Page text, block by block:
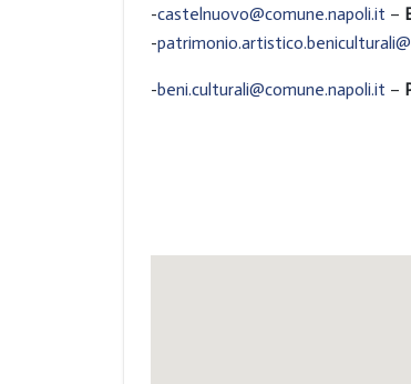
-castelnuovo@comune.napoli.it –
-
-beni.culturali@comune.napoli.it –